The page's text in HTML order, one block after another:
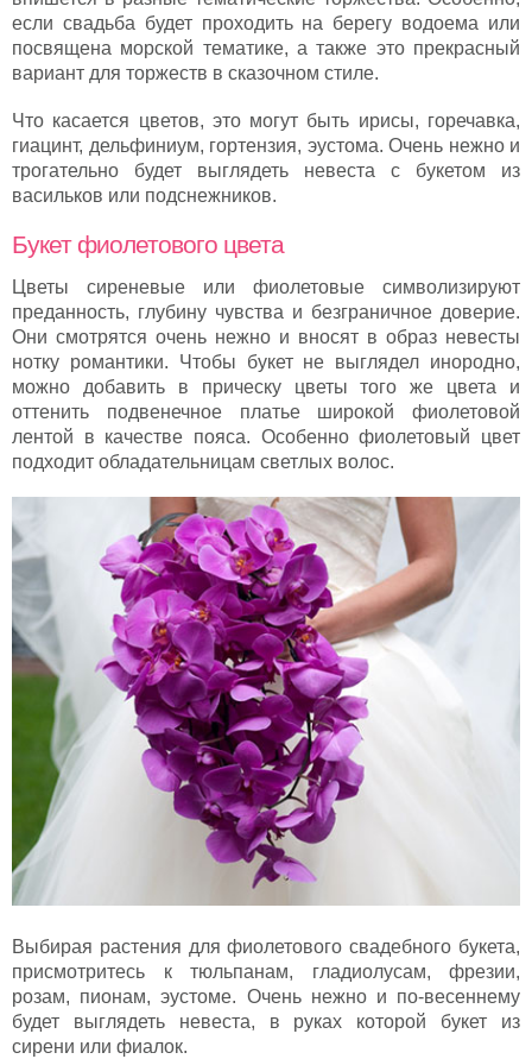
если свадьба будет проходить на берегу водоема или
посвящена морской тематике, а также это прекрасный
вариант для торжеств в сказочном стиле.
Что касается цветов, это могут быть ирисы, горечавка,
гиацинт, дельфиниум, гортензия, эустома. Очень нежно и
трогательно будет выглядеть невеста с букетом из
васильков или подснежников.
Букет фиолетового цвета
Цветы сиреневые или фиолетовые символизируют
преданность, глубину чувства и безграничное доверие.
Они смотрятся очень нежно и вносят в образ невесты
нотку романтики. Чтобы букет не выглядел инородно,
можно добавить в прическу цветы того же цвета и
оттенить подвенечное платье широкой фиолетовой
лентой в качестве пояса. Особенно фиолетовый цвет
подходит обладательницам светлых волос.
Выбирая растения для фиолетового свадебного букета,
присмотритесь к тюльпанам, гладиолусам, фрезии,
розам, пионам, эустоме. Очень нежно и по-весеннему
будет выглядеть невеста, в руках которой букет из
сирени или фиалок.